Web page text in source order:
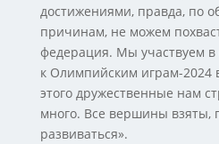
достижениями, правда, по
причинам, не можем
федерация. Мы участвуем
к Олимпийским играм-2024
этого дружественные нам
много. Все вершины взяты,
развиваться».